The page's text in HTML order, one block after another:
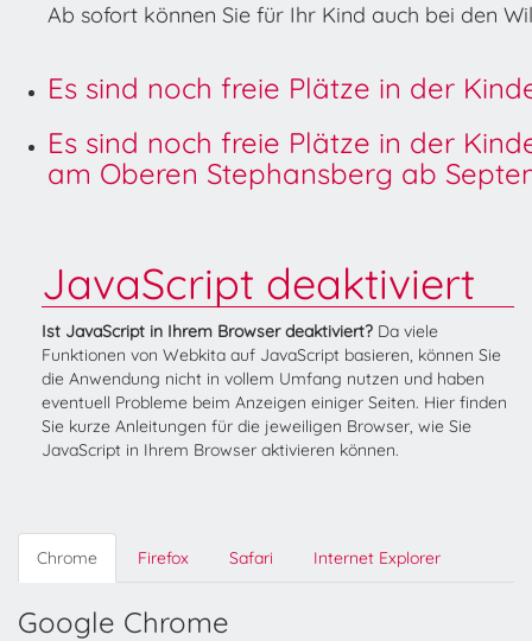
Ab sofort können Sie für Ihr Kind auch bei den
Es sind noch freie Plätze in der
Es sind noch freie Plätze in der
am Oberen Stephansberg ab
JavaScript deaktiviert
Ist JavaScript in Ihrem Browser deaktiviert? Da viele
Funktionen von Webkita auf JavaScript basieren, können Sie
die Anwendung nicht in vollem Umfang nutzen und haben
eventuell Probleme beim Anzeigen einiger Seiten. Hier finden
Sie kurze Anleitungen für die jeweiligen Browser, wie Sie
JavaScript in Ihrem Browser aktivieren können.
Chrome Firefox Safari Internet Explorer
Google Chrome